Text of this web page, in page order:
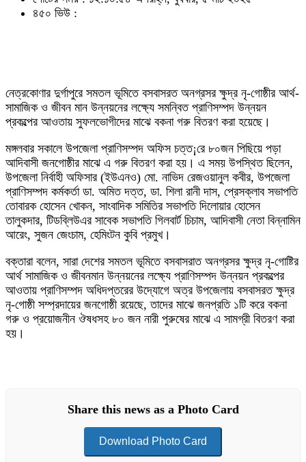
৪৫০ ভিউ :
নেত্রকোণার দুর্গাপুরে সমতল ভূমিতে বসবাসরত অনগ্রসর ক্ষুদ্র নৃ-গোষ্ঠীর আর্থ-
সামাজিক ও জীবন মান উন্নয়নের লক্ষ্যে সমন্বিত প্রাণিসম্পদ উন্নয়ন
প্রকল্পের আওতায় সুফলভোগীদের মাঝে বকনা গরু বিতরণ করা হয়েছে।
মঙ্গলবার সকালে উপজেলা প্রাণিসম্পদ অফিস চত্ত¡রে ৮০জন পিছিয়ে পড়া
আদিবাসী জনগোষ্ঠীর মাঝে এ গরু বিতরণ করা হয়। এ সময় উপস্থিত ছিলেন,
উপজেলা নির্বাহী অফিসার (ইউএনও) মো. নাভিদ রেজওয়ানুল কবীর, উপজেলা
প্রাণিসম্পদ কর্মকর্তা ডা. অমিত দত্ত, ডা. শিলা রানী দাস, প্রেসক্লাব সভাপতি
তোবারক হোসেন খোকন, সাংবাদিক সমিতির সভাপতি দিলোয়ার হোসেন
তালুকদার, টিডব্লিউএর সাবেক সভাপতি গিলবার্ট চিচাম, আদিবাসী নেতা বিন্নামিন
আরেং, সুজন জেংচাম, হেমিংটন কুবি প্রমুখ।
বক্তারা বলেন, সারা দেশের সমতল ভূমিতে বসবাসরাত অনগ্রসর ক্ষুদ্র নৃ-গোষ্টির
আর্থ সামাজিক ও জীবনমান উন্নয়নের লক্ষ্যে প্রাণিসম্পদ উন্নয়ন প্রকল্পের
আওতায় প্রাণিসম্পদ অধিদপ্তরের উদ্যোগে অত্র উপজেলায় বসবাসরত ক্ষুদ্র
নৃ-গোষ্ঠী সম্প্রদায়ের জনগোষ্ঠী রয়েছে, তাদের মাঝে জনপ্রতি ১টি করে বকনা
গরু ও প্রয়োজনীন ঔষধসহ ৮০ জন নারী পুরুষের মাঝে এ সামগ্রী বিতরণ করা
হয়।
Share this news as a Photo Card
Download Photo Card